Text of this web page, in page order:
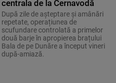
centrala de la Cernavodă
După zile de așteptare și amânări
repetate, operațiunea de
scufundare controlată a primelor
două barje în apropierea brațului
Bala de pe Dunăre a început vineri
după-amiază.